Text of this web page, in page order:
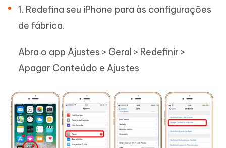
1. Redefina seu iPhone para às configurações
de fábrica.
Abra o app Ajustes > Geral > Redefinir >
Apagar Conteúdo e Ajustes